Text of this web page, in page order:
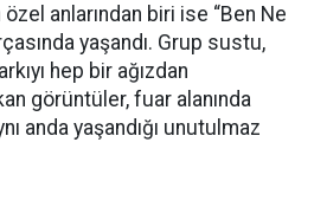
anlarından biri ise “Ben Ne
yaşandı. Grup sustu,
hep bir ağızdan
görüntüler, fuar alanında
anda yaşandığı unutulmaz